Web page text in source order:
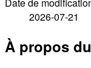
Date de
2026-07-21
À propos